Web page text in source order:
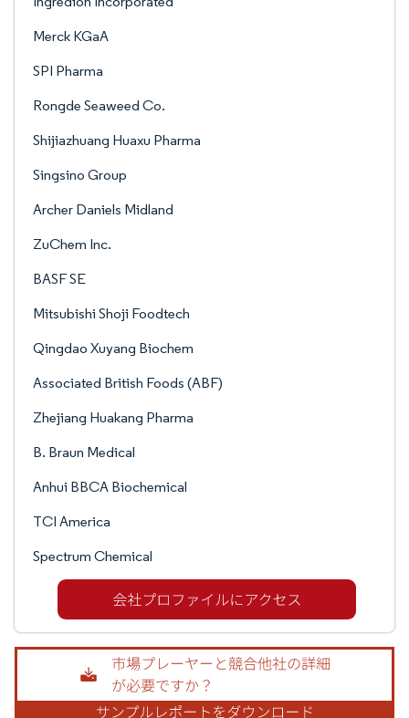
Merck KGaA
SPI Pharma
Rongde Seaweed Co.
Shijiazhuang Huaxu Pharma
Singsino Group
Archer Daniels Midland
ZuChem Inc.
BASF SE
Mitsubishi Shoji Foodtech
Qingdao Xuyang Biochem
Associated British Foods (ABF)
Zhejiang Huakang Pharma
B. Braun Medical
Anhui BBCA Biochemical
TCI America
Spectrum Chemical